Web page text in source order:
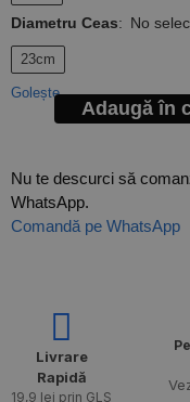
Diametru Ceas: No
23cm
Golește
Adaugă în
Nu te descurci să
WhatsApp.
Comandă pe WhatsApp
Livrare
Rapidă​
19,9 lei prin GLS